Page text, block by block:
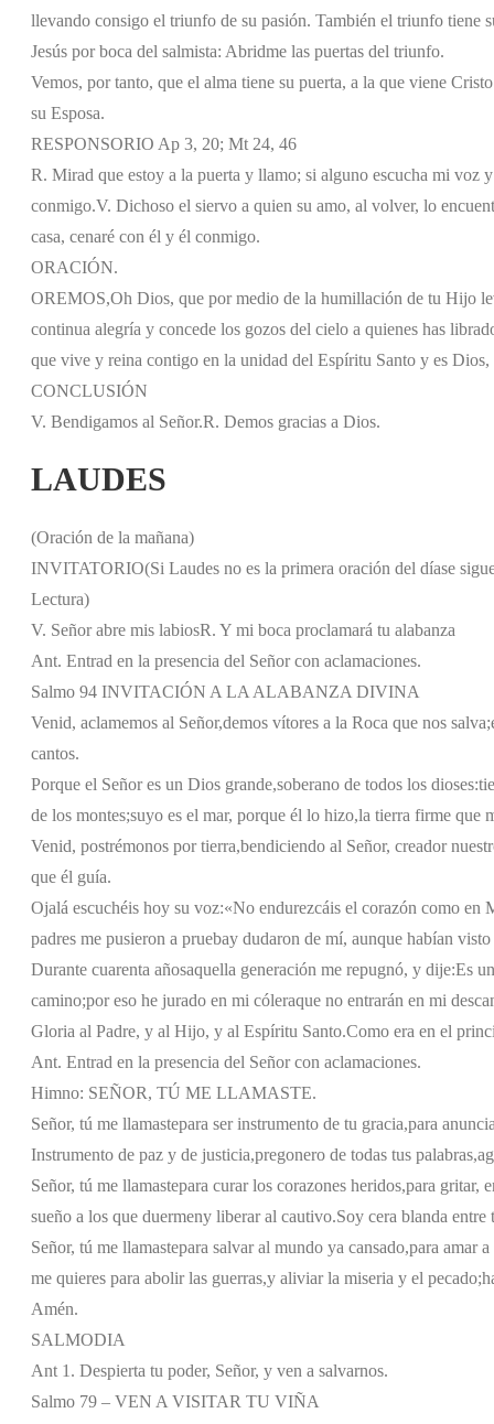
llevando consigo el triunfo de su pasión. También el triunfo tiene
Jesús por boca del salmista: Abridme las puertas del triunfo.
Vemos, por tanto, que el alma tiene su puerta, a la que viene
su Esposa.
RESPONSORIO Ap 3, 20; Mt 24, 46
R. Mirad que estoy a la puerta y llamo; si alguno escucha mi voz
conmigo.V. Dichoso el siervo a quien su amo, al volver, lo
casa, cenaré con él y él conmigo.
ORACIÓN.
OREMOS,Oh Dios, que por medio de la humillación de tu Hijo
continua alegría y concede los gozos del cielo a quienes has
que vive y reina contigo en la unidad del Espíritu Santo y es
CONCLUSIÓN
V. Bendigamos al Señor.R. Demos gracias a Dios.
LAUDES
(Oración de la mañana)
INVITATORIO(Si Laudes no es la primera oración del díase
Lectura)
V. Señor abre mis labiosR. Y mi boca proclamará tu alabanza
Ant. Entrad en la presencia del Señor con aclamaciones.
Salmo 94 INVITACIÓN A LA ALABANZA DIVINA
Venid, aclamemos al Señor,demos vítores a la Roca que nos salva;
cantos.
Porque el Señor es un Dios grande,soberano de todos los dioses:
de los montes;suyo es el mar, porque él lo hizo,la tierra firme que
Venid, postrémonos por tierra,bendiciendo al Señor, creador
que él guía.
Ojalá escuchéis hoy su voz:«No endurezcáis el corazón como en
padres me pusieron a pruebay dudaron de mí, aunque habían visto
Durante cuarenta añosaquella generación me repugnó, y dije:Es
camino;por eso he jurado en mi cóleraque no entrarán en mi
Gloria al Padre, y al Hijo, y al Espíritu Santo.Como era en el
Ant. Entrad en la presencia del Señor con aclamaciones.
Himno: SEÑOR, TÚ ME LLAMASTE.
Señor, tú me llamastepara ser instrumento de tu gracia,para
Instrumento de paz y de justicia,pregonero de todas tus palabras,
Señor, tú me llamastepara curar los corazones heridos,para gritar,
sueño a los que duermeny liberar al cautivo.Soy cera blanda entre
Señor, tú me llamastepara salvar al mundo ya cansado,para amar
me quieres para abolir las guerras,y aliviar la miseria y el pecado;
Amén.
SALMODIA
Ant 1. Despierta tu poder, Señor, y ven a salvarnos.
Salmo 79 – VEN A VISITAR TU VIÑA